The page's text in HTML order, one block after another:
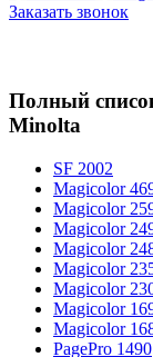
Заказать звонок
Полный
Minolta
SF 2002
Magicolor
Magicolor
Magicolor
Magicolor
Magicolor
Magicolor
Magicolor
Magicolor
PagePro 1490